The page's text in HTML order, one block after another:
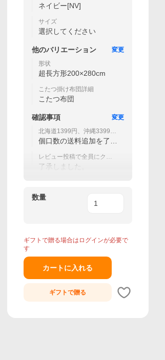
ネイビー[NV]
サイズ
選択してください
他のバリエーション
変更
形状
超長方形200×280cm
こたつ掛け布団詳細
こたつ布団
確認事項
変更
北海道1399円、沖縄3399円
別途送料が掛かります。
個口数の送料追加を了承
レビュー投稿で全員にクー
ポンプレゼント！
了承しました。
数量
ギフトで贈る場合はログインが必要で
す
カートに入れる
ギフトで贈る